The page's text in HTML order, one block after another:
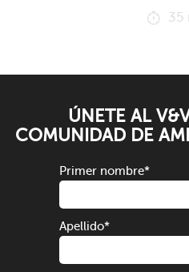
35
ÚNETE AL
COMUNIDAD DE
Primer nombre*
Apellido*